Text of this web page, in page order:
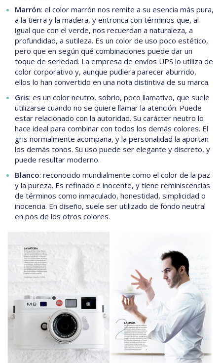
Marrón: el color marrón nos remite a su esencia más pura,
a la tierra y la madera, y entronca con términos que, al
igual que con el verde, nos recuerdan a naturaleza, a
profundidad, a sutileza. Es un color de uso poco estético,
pero que en según qué combinaciones puede dar un
toque de seriedad. La empresa de envíos UPS lo utiliza de
color corporativo y, aunque pudiera parecer aburrido,
ellos lo han convertido en una nota distintiva de su marca.
Gris: es un color neutro, sobrio, poco llamativo, que suele
utilizarse cuando no se quiere llamar la atención. Puede
estar relacionado con la autoridad. Su carácter neutro lo
hace ideal para combinar con todos los demás colores. El
gris normalmente acompaña, y la personalidad la aportan
los demás tonos. Su uso puede ser elegante y discreto, y
puede resultar moderno.
Blanco: reconocido mundialmente como el color de la paz
y la pureza. Es refinado e inocente, y tiene reminiscencias
de términos como inmaculado, honestidad, simplicidad o
inocencia. En diseño, suele ser utilizado de fondo neutral
en pos de los otros colores.